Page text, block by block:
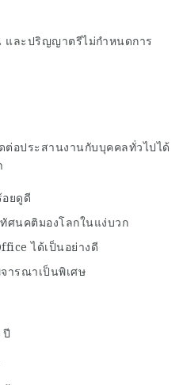
และปริญญาตรีไม่กำหนดการ
อประสานงานกับบุคคลทั่วไปได้
ยดูดี
ศนคติมองโลกในแง่บวก
ได้เป็นอย่างดี
ารณาเป็นพิเศษ